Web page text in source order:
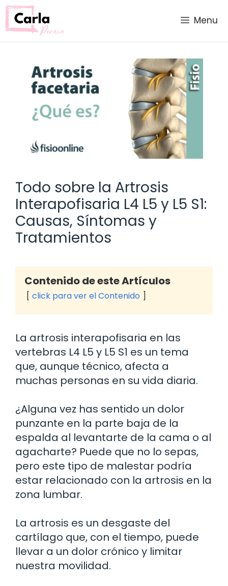
Saltar
al
contenido
Menu
Todo sobre la Artrosis
Interapofisaria L4 L5 y L5 S1:
Causas, Síntomas y
Tratamientos
Contenido de este Artículos
click para ver el Contenido
La artrosis interapofisaria en las
vertebras L4 L5 y L5 S1 es un tema
que, aunque técnico, afecta a
muchas personas en su vida diaria.
¿Alguna vez has sentido un dolor
punzante en la parte baja de la
espalda al levantarte de la cama o al
agacharte? Puede que no lo sepas,
pero este tipo de malestar podría
estar relacionado con la artrosis en la
zona lumbar.
La artrosis es un desgaste del
cartílago que, con el tiempo, puede
llevar a un dolor crónico y limitar
nuestra movilidad.